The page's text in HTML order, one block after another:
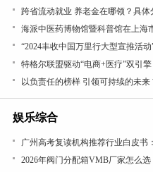
跨省流动就业 养老金在哪领？具
海派中医药博物馆暨科普馆在上海
“2024丰收中国万里行大型宣推活动
特格尔联盟驱动“电商+医疗”双引擎
娱乐综合